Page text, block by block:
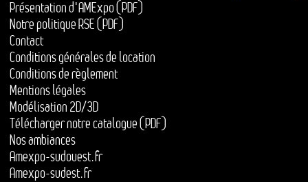
Présentation d'AMExpo (PDF)
Notre politique RSE (PDF)
Contact
Conditions générales de location
Conditions de règlement
Mentions légales
Modélisation 2D/3D
Télécharger notre catalogue (PDF)
Nos ambiances
Amexpo-sudouest.fr
Amexpo-sudest.fr